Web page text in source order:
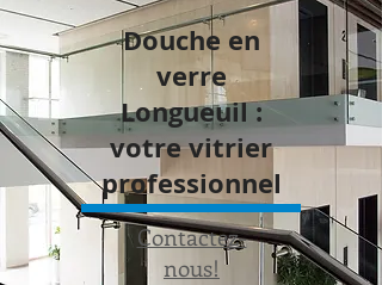
Douche en
verre
Longueuil :
votre vitrier
professionnel
Contactez-
nous!